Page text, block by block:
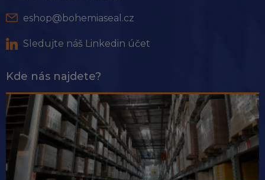
eshop@bohemiaseal.cz
Sledujte náš Linkedin účet
Kde nás najdete?